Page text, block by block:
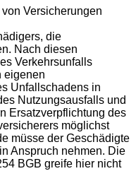
Versicherungen
die
Nach diesen
Verkehrsunfalls
eigenen
Unfallschadens in
Nutzungsausfalls und
Ersatzverpflichtung des
möglichst
müsse der Geschädigte
Anspruch nehmen. Die
BGB greife hier nicht